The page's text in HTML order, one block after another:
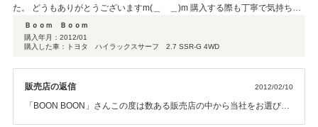
た。 どうもありがとうございますm(＿ ＿)m 購入する際も丁寧で気持ちの
よいサービスをしていただき スタッフの皆さんも親しみやすく大変好感が持
てました(´∀｀人)♪ 今後ともお世話になります！！
Ｂｏｏｍ Ｂｏｏｍ
購入年月： 2012/01
購入した車：トヨタ ハイラックスサーフ 2.7 SSR-G 4WD
販売店の返信 2012/02/10
「BOON BOON」さんこの度は数ある販売店の中から当社をお選び頂